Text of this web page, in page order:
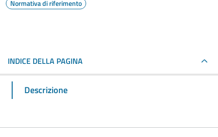
Normativa di riferimento
INDICE DELLA PAGINA
Descrizione